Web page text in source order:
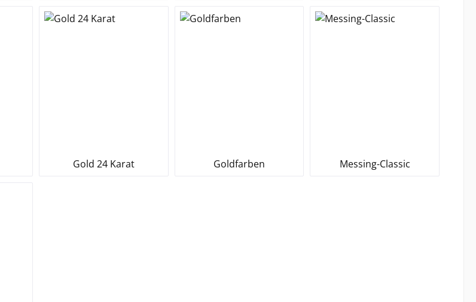
Gold 24 Karat Goldfarben Messing-Classic